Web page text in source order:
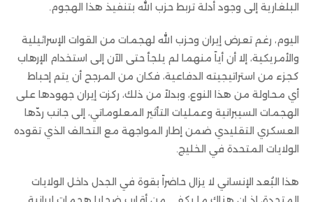
البلغارية إلى وجود أدلة تربط حزب الله بتنفيذ هذا الهجوم.
اليوم، رغم تعرض إيران وحزب الله لهجمات من القوات الإسرائيلية
والأمريكية، إلا أن أياً منهما لم يلجأ حتى الآن إلى استخدام الإرهاب
كجزء من استراتيجيته الدفاعية، فكان من المرجح أن يتم إحباط
أي محاولة من هذا النوع، وبدلاً من ذلك، ركزت إيران جهودها على
الهجمات السيبرانية وعمليات التأثير المعلوماتي، إلى جانب ردّها
العسكري التقليدي ضمن إطار المواجهة مع التحالف الذي تقوده
الولايات المتحدة في الخليج.
هذا البُعد الإنساني لا يزال حاضراً بقوة في الجدل داخل الولايات